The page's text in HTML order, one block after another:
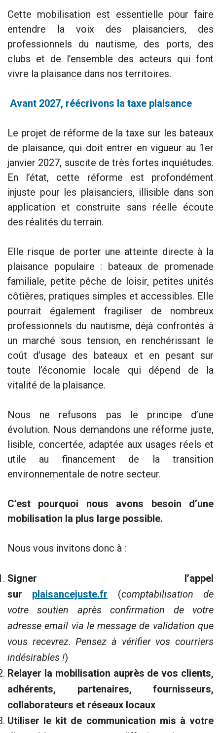
Cette mobilisation est essentielle pour faire
entendre la voix des plaisanciers, des
professionnels du nautisme, des ports, des
clubs et de l’ensemble des acteurs qui font
vivre la plaisance dans nos territoires.
Avant 2027, réécrivons la taxe plaisance
Le projet de réforme de la taxe sur les bateaux
de plaisance, qui doit entrer en vigueur au 1er
janvier 2027, suscite de très fortes inquiétudes.
En l’état, cette réforme est profondément
injuste pour les plaisanciers, illisible dans son
application et construite sans réelle écoute
des réalités du terrain.
Elle risque de porter une atteinte directe à la
plaisance populaire : bateaux de promenade
familiale, petite pêche de loisir, petites unités
côtières, pratiques simples et accessibles. Elle
pourrait également fragiliser de nombreux
professionnels du nautisme, déjà confrontés à
un marché sous tension, en renchérissant le
coût d’usage des bateaux et en pesant sur
toute l’économie locale qui dépend de la
vitalité de la plaisance.
Nous ne refusons pas le principe d’une
évolution. Nous demandons une réforme juste,
lisible, concertée, adaptée aux usages réels et
utile au financement de la transition
environnementale de notre secteur.
C’est pourquoi nous avons besoin d’une
mobilisation la plus large possible.
Nous vous invitons donc à :
Signer l’appel
sur plaisancejuste.fr (comptabilisation de
votre soutien après confirmation de votre
adresse email via le message de validation que
vous recevrez. Pensez à vérifier vos courriers
indésirables !)
Relayer la mobilisation auprès de vos clients,
adhérents, partenaires, fournisseurs,
collaborateurs et réseaux locaux
Utiliser le kit de communication mis à votre